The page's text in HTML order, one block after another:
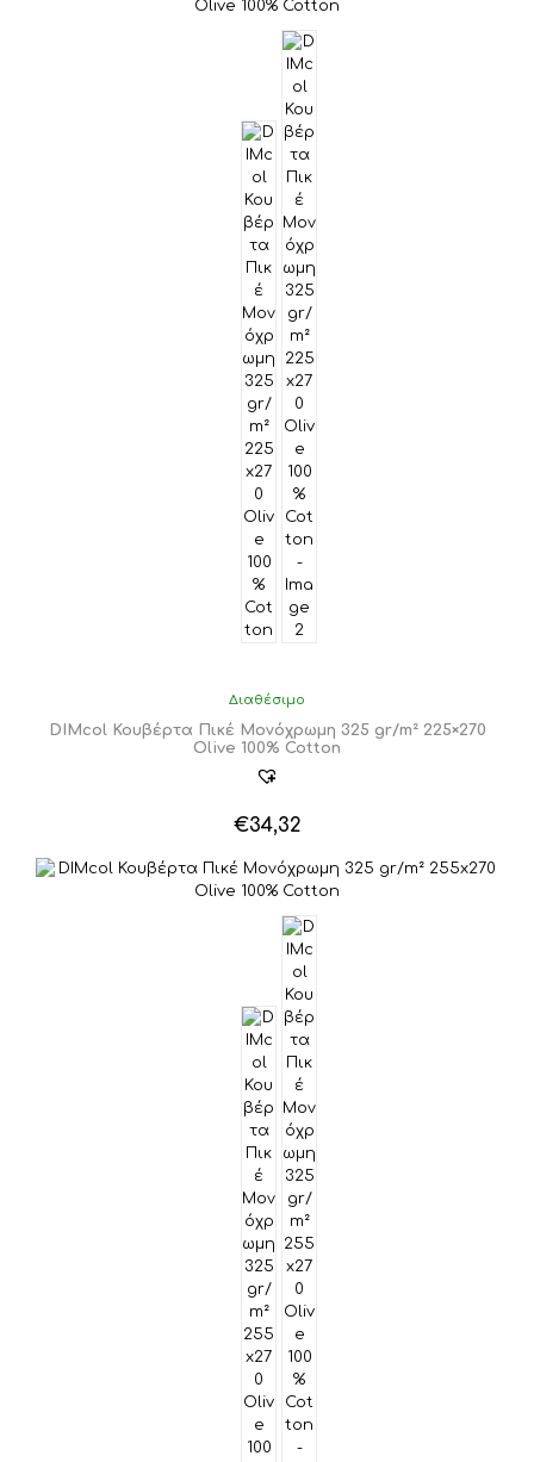
Διαθέσιμο
DIMcol Κουβέρτα Πικέ Μονόχρωμη 325 gr/m² 225×270
Olive 100% Cotton
€34,32